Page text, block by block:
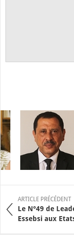
ARTICLE PRÉCÉDENT
Le N°49 de
Essebsi aux